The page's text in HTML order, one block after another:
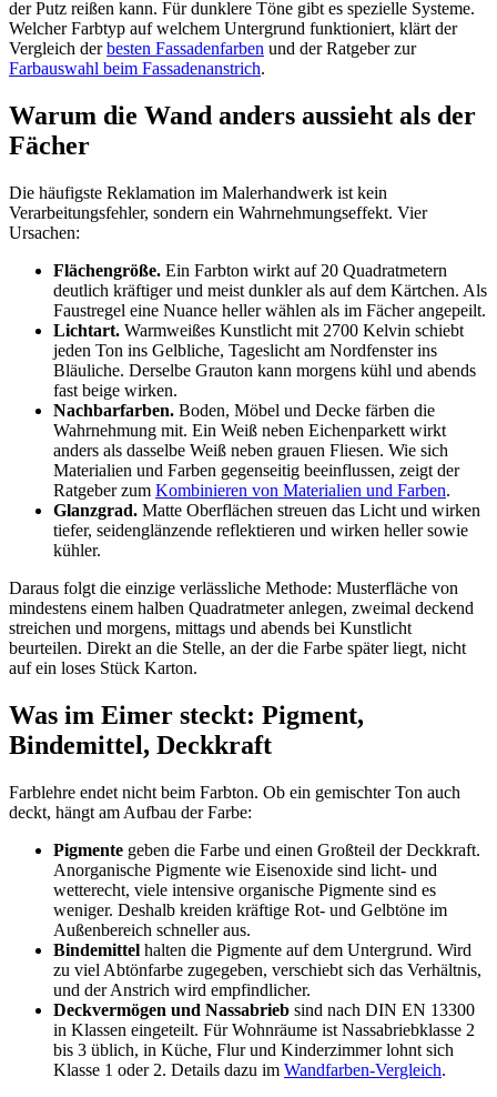
der Putz reißen kann. Für dunklere Töne gibt es spezielle Systeme.
Welcher Farbtyp auf welchem Untergrund funktioniert, klärt der
Vergleich derbesten Fassadenfarben und der Ratgeber zur
Farbauswahl beim Fassadenanstrich.
Warum die Wand anders aussieht als der
Fächer
Die häufigste Reklamation im Malerhandwerk ist kein
Verarbeitungsfehler, sondern ein Wahrnehmungseffekt. Vier
Ursachen:
Flächengröße. Ein Farbton wirkt auf 20 Quadratmetern
deutlich kräftiger und meist dunkler als auf dem Kärtchen. Als
Faustregel eine Nuance heller wählen als im Fächer angepeilt.
Lichtart. Warmweißes Kunstlicht mit 2700 Kelvin schiebt
jeden Ton ins Gelbliche, Tageslicht am Nordfenster ins
Bläuliche. Derselbe Grauton kann morgens kühl und abends
fast beige wirken.
Nachbarfarben. Boden, Möbel und Decke färben die
Wahrnehmung mit. Ein Weiß neben Eichenparkett wirkt
anders als dasselbe Weiß neben grauen Fliesen. Wie sich
Materialien und Farben gegenseitig beeinflussen, zeigt der
Ratgeber zum Kombinieren von Materialien und Farben.
Glanzgrad. Matte Oberflächen streuen das Licht und wirken
tiefer, seidenglänzende reflektieren und wirken heller sowie
kühler.
Daraus folgt die einzige verlässliche Methode: Musterfläche von
mindestens einem halben Quadratmeter anlegen, zweimal deckend
streichen und morgens, mittags und abends bei Kunstlicht
beurteilen. Direkt an die Stelle, an der die Farbe später liegt, nicht
auf ein loses Stück Karton.
Was im Eimer steckt: Pigment,
Bindemittel, Deckkraft
Farblehre endet nicht beim Farbton. Ob ein gemischter Ton auch
deckt, hängt am Aufbau der Farbe:
Pigmente geben die Farbe und einen Großteil der Deckkraft.
Anorganische Pigmente wie Eisenoxide sind licht- und
wetterecht, viele intensive organische Pigmente sind es
weniger. Deshalb kreiden kräftige Rot- und Gelbtöne im
Außenbereich schneller aus.
Bindemittel halten die Pigmente auf dem Untergrund. Wird
zu viel Abtönfarbe zugegeben, verschiebt sich das Verhältnis,
und der Anstrich wird empfindlicher.
Deckvermögen und Nassabrieb sind nach DIN EN 13300
in Klassen eingeteilt. Für Wohnräume ist Nassabriebklasse 2
bis 3 üblich, in Küche, Flur und Kinderzimmer lohnt sich
Klasse 1 oder 2. Details dazu im Wandfarben-Vergleich.